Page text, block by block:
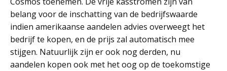
belang voor de inschatting van de bedrijfswaarde
indien amerikaanse aandelen advies overweegt het
bedrijf te kopen, en de prijs zal automatisch mee
stijgen. Natuurlijk zijn er ook nog derden, nu
aandelen kopen ook met het oog op de toekomstige